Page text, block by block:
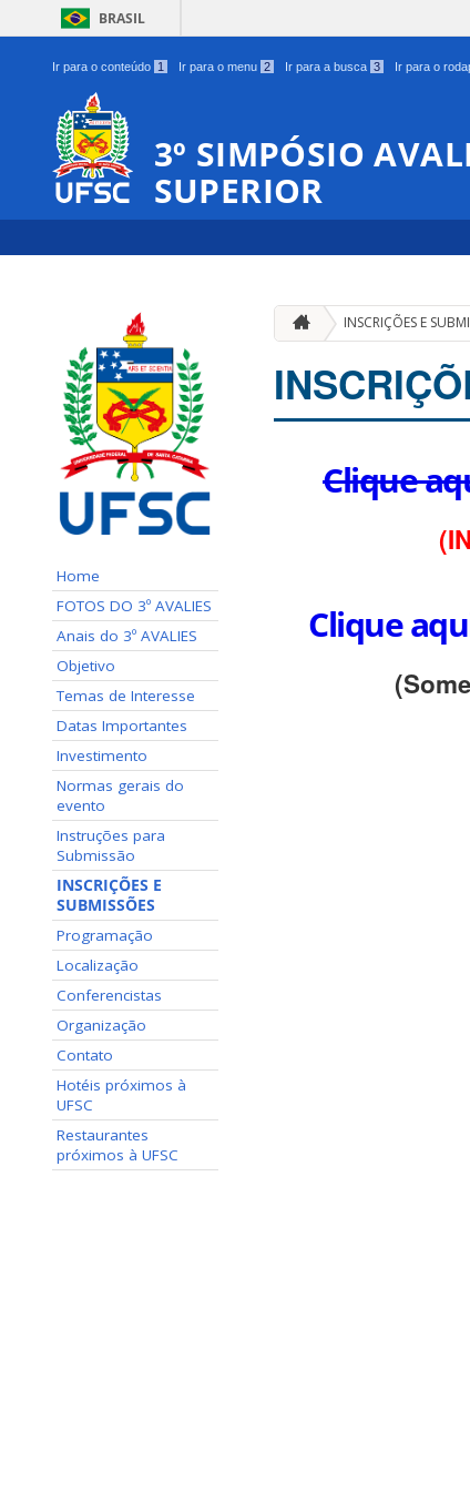
BRASIL
Ir para o conteúdo 1 Ir para o menu 2 Ir para a busca 3 Ir para o
3º SIMPÓSIO
SUPERIOR
Home
FOTOS DO 3º AVALIES
Anais do 3º AVALIES
Objetivo
Temas de Interesse
Datas Importantes
Investimento
Normas gerais do
evento
Instruções para
Submissão
INSCRIÇÕES E
SUBMISSÕES
Programação
Localização
Conferencistas
Organização
Contato
Hotéis próximos à
UFSC
Restaurantes
próximos à UFSC
INSCRIÇÕES E
Clique
Clique